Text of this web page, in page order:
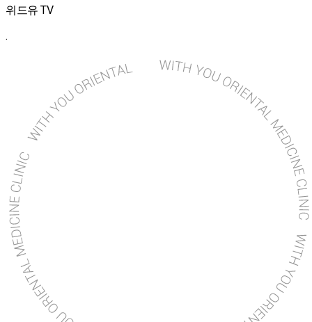
보존합니다.
* 보존항목: ID, 생년월일, 이메일주소
* 보존항목: 서비스 이용기록, 방문 기록, IP 정보
* 보존이유: 통신비밀보호법
* 보존기간: 3개월
4. 개인정보 파기절차 및 방법
회사는 원칙적으로 앞서 말한 '3-(2) 보유기간'에 해당하지 않은 경우 해당 정
보를 지체없이 파기합니다. 파기절차 및 방법은 다음과 같습니다.
- 회원의 탈퇴 또는 서비스 중지가 일어날 경우 해당 정보를 파기합니다.
- 종이에 출력된 정보는 분쇄나 소각의 형태로 파기합니다.
- 전자적 파일이나 코드 형태로 저장된 개인정보는 기록을 재생할 수 없는 기
술적 방법을 사용하여 삭제합니다.
5. 이용자 및 법정대리인의 권리와 그 행사방법
이용자 및 법정 대리인은 언제든지 자신의 정보를 조회하거나 수정할 수 있으
며 가입해지를 요청할 수 있습니다. 혹은 개인정보관리책임자에게 서면, 전
화, 이메일로 연락하시면 바로 처리해드립니다.
6. 개인정보 자동 수집 장치의 설치/운영 및 거부에 관한 사항
회사는 서비스 제공을 위해 '쿠키(cookie)'를 사용합니다. 쿠키는 서버가 이
용자의 컴퓨터 브라우저에게 보내는 작은 정보로 이용자의 단말기 내 저장장
치에 저장됩니다. 회사는 다음의 목적을 위해 쿠키를 사용합니다.
(1) 쿠키의 사용 목적
서비스 이용자나 방문자의 접속 상태 및 기록을 파악하여 좀더 최적화된형 서
비스 제공이나 통계 작성에 사용합니다.
(2) 쿠키의 거부
이용자는 쿠키 설치에 대한 선택권을 가지고 있습니다. 이용자는 웹브라우저
에서 옵션을 설정함으로써 쿠키를 허용하거나, 쿠키가 저장될 때마다 확인을
거치거나, 쿠키의 저장을 거부할 수 있습니다. 단 쿠키의 저장을 거부할 경우
위드유 TV
.